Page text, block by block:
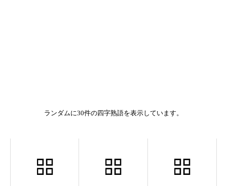
ランダムに30件の四字熟語を表示しています。